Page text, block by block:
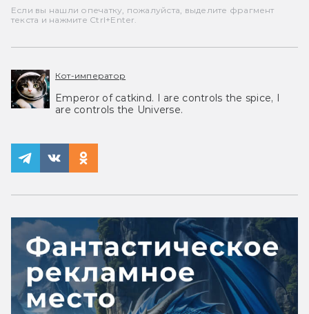
Если вы нашли опечатку, пожалуйста, выделите фрагмент
текста и нажмите Ctrl+Enter.
Кот-император
Emperor of catkind. I are controls the spice, I
are controls the Universe.